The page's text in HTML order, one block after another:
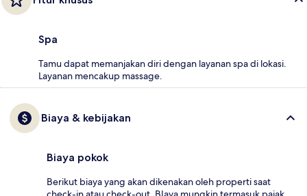
Spa
Tamu dapat memanjakan diri dengan layanan spa di lokasi.
Layanan mencakup massage.
Biaya & kebijakan
Biaya pokok
Berikut biaya yang akan dikenakan oleh properti saat